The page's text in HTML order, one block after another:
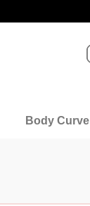
Body Curve